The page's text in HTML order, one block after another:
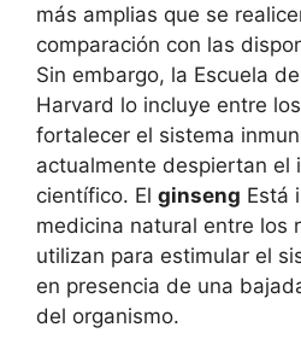
más amplias que se
comparación con las
Sin embargo, la Escuela
Harvard lo incluye entre
fortalecer el sistema
actualmente despiertan el
científico. El ginseng Está
medicina natural entre los
utilizan para estimular el
en presencia de una
del organismo.